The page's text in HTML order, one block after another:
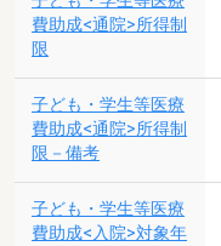
費助成<通院>所得制
限
子ども・学生等医療
費助成<通院>所得制
限－備考
子ども・学生等医療
費助成<入院>対象年